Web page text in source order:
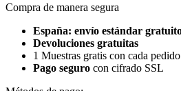
Compra de manera segura
España: envío estándar
Devoluciones gratuitas
1 Muestras gratis con cada pedido
Pago seguro con cifrado SSL